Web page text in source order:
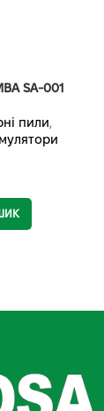
SA-001
пили,